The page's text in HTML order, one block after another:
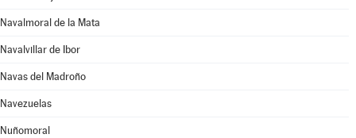
Navalmoral de la Mata
Navalvillar de Ibor
Navas del Madroño
Navezuelas
Nuñomoral